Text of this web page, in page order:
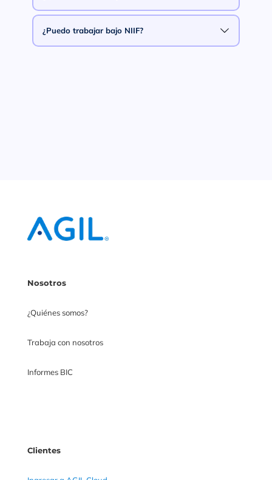
¿Puedo trabajar bajo NIIF?
Nosotros
¿Quiénes somos?
Trabaja con nosotros
Informes BIC
Clientes